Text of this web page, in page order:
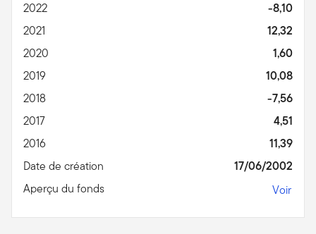
2022
-8,10
2021
12,32
2020
1,60
2019
10,08
2018
-7,56
2017
4,51
2016
11,39
Date de création
17/06/2002
Aperçu du fonds
Voir